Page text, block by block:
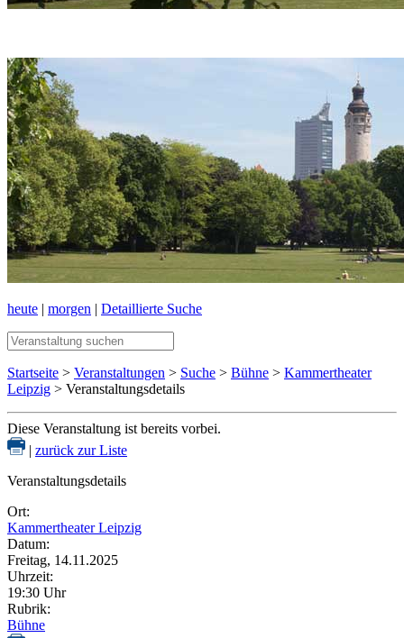
heute | morgen | Detaillierte Suche
Startseite > Veranstaltungen > Suche > Bühne > Kammertheater
Leipzig > Veranstaltungsdetails
Diese Veranstaltung ist bereits vorbei.
| zurück zur Liste
Veranstaltungsdetails
Ort:
Kammertheater Leipzig
Datum:
Freitag, 14.11.2025
Uhrzeit:
19:30 Uhr
Rubrik:
Bühne